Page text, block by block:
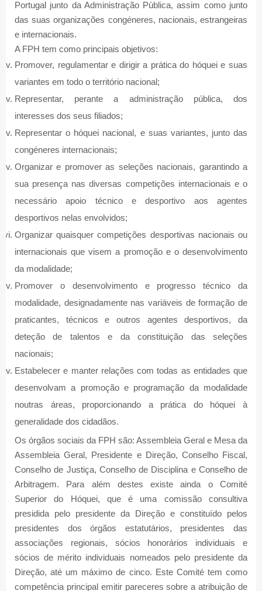
Portugal junto da Administração Pública, assim como junto
das suas organizações congéneres, nacionais, estrangeiras
e internacionais.
A FPH tem como principais objetivos:
Promover, regulamentar e dirigir a prática do hóquei e suas
variantes em todo o território nacional;
Representar, perante a administração pública, dos
interesses dos seus filiados;
Representar o hóquei nacional, e suas variantes, junto das
congéneres internacionais;
Organizar e promover as seleções nacionais, garantindo a
sua presença nas diversas competições internacionais e o
necessário apoio técnico e desportivo aos agentes
desportivos nelas envolvidos;
Organizar quaisquer competições desportivas nacionais ou
internacionais que visem a promoção e o desenvolvimento
da modalidade;
Promover o desenvolvimento e progresso técnico da
modalidade, designadamente nas variáveis de formação de
praticantes, técnicos e outros agentes desportivos, da
deteção de talentos e da constituição das seleções
nacionais;
Estabelecer e manter relações com todas as entidades que
desenvolvam a promoção e programação da modalidade
noutras áreas, proporcionando a prática do hóquei à
generalidade dos cidadãos.
Os órgãos sociais da FPH são: Assembleia Geral e Mesa da
Assembleia Geral, Presidente e Direção, Conselho Fiscal,
Conselho de Justiça, Conselho de Disciplina e Conselho de
Arbitragem. Para além destes existe ainda o Comité
Superior do Hóquei, que é uma comissão consultiva
presidida pelo presidente da Direção e constituído pelos
presidentes dos órgãos estatutários, presidentes das
associações regionais, sócios honorários individuais e
sócios de mérito individuais nomeados pelo presidente da
Direção, até um máximo de cinco. Este Comité tem como
competência principal emitir pareceres sobre a atribuição de